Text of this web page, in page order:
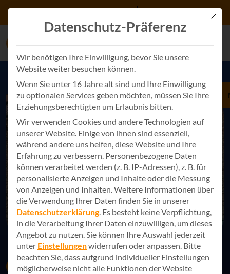
Zum Inhalt springen
Künstliche Intelligenz 09. Oktober 2023
Mit
Datenschutz-Präferenz
Wir benötigen Ihre Einwilligung, bevor Sie unsere
Website weiter besuchen können.
Wenn Sie unter 16 Jahre alt sind und Ihre Einwilligung
zu optionalen Services geben möchten, müssen Sie Ihre
Erziehungsberechtigten um Erlaubnis bitten.
Wir verwenden Cookies und andere Technologien auf
unserer Website. Einige von ihnen sind essenziell,
während andere uns helfen, diese Website und Ihre
Erfahrung zu verbessern. Personenbezogene Daten
können verarbeitet werden (z. B. IP-Adressen), z. B. für
personalisierte Anzeigen und Inhalte oder die Messung
von Anzeigen und Inhalten.Weitere Informationen über
die Verwendung Ihrer Daten finden Sie in unserer
Datenschutzerklärung. Es besteht keine Verpflichtung,
in die Verarbeitung Ihrer Daten einzuwilligen, um dieses
Angebot zu nutzen.Sie können Ihre Auswahl jederzeit
unter Einstellungenwiderrufen oder anpassen. Bitte
beachten Sie, dass aufgrund individueller Einstellungen
möglicherweise nicht alle Funktionen der Website